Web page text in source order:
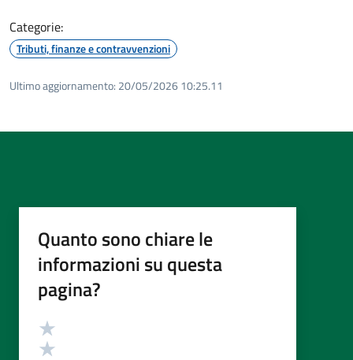
Categorie:
Tributi, finanze e contravvenzioni
Ultimo aggiornamento: 20/05/2026 10:25.11
Quanto sono chiare le
informazioni su questa
pagina?
Valutazione